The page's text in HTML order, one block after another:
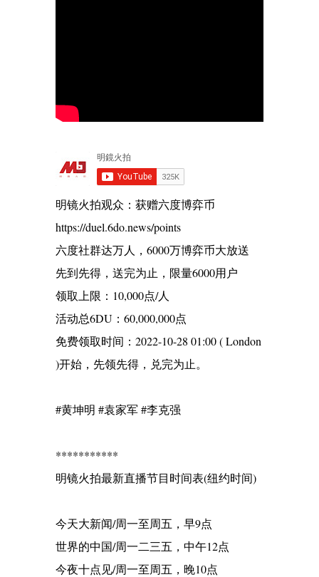
明镜火拍观众：获赠六度博弈币
https://duel.6do.news/points
六度社群达万人，6000万博弈币大放送
先到先得，送完为止，限量6000用户
领取上限：10,000点/人
活动总6DU：60,000,000点
免费领取时间：2022-10-28 01:00 ( London
)开始，先领先得，兑完为止。
#黄坤明 #袁家军 #李克强
***********
明镜火拍最新直播节目时间表(纽约时间)
今天大新闻/周一至周五，早9点
世界的中国/周一二三五，中午12点
今夜十点见/周一至周五，晚10点